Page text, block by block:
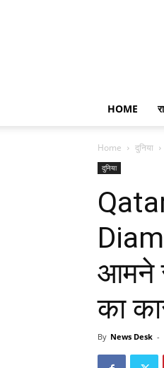
HOME
Home दुनिया
दुनिया
आमने
का
By News Desk -